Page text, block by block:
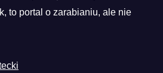
to portal o zarabianiu, ale nie